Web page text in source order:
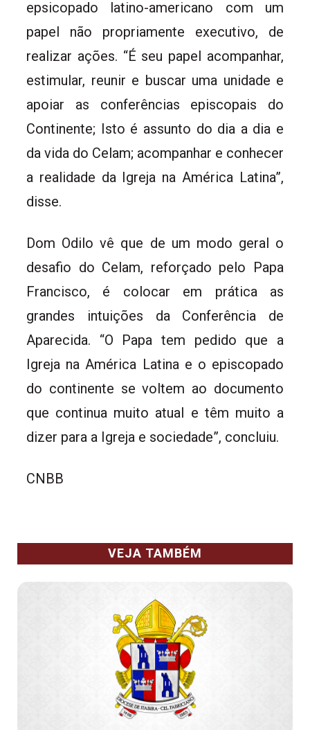
epsicopado latino-americano com um
papel não propriamente executivo, de
realizar ações. “É seu papel acompanhar,
estimular, reunir e buscar uma unidade e
apoiar as conferências episcopais do
Continente; Isto é assunto do dia a dia e
da vida do Celam; acompanhar e conhecer
a realidade da Igreja na América Latina”,
disse.
Dom Odilo vê que de um modo geral o
desafio do Celam, reforçado pelo Papa
Francisco, é colocar em prática as
grandes intuições da Conferência de
Aparecida. “O Papa tem pedido que a
Igreja na América Latina e o episcopado
do continente se voltem ao documento
que continua muito atual e têm muito a
dizer para a Igreja e sociedade”, concluiu.
CNBB
VEJA TAMBÉM